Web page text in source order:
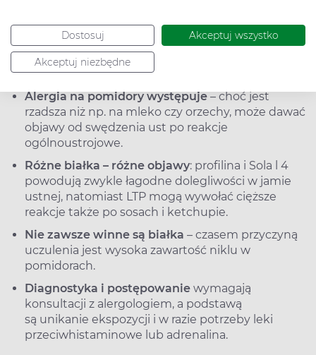
Dostosuj Akceptuj wszystko
Akceptuj niezbędne
monitorowania tolerancji produktów.
Uczulenie na pomidory – w skrócie
Alergia na pomidory występuje– choć jest
rzadsza niż np. na mleko czy orzechy, może dawać
objawy od swędzenia ust po reakcje
ogólnoustrojowe.
Różne białka – różne objawy: profilina i Sola l 4
powodują zwykle łagodne dolegliwości w jamie
ustnej, natomiast LTP mogą wywołać cięższe
reakcje także po sosach i ketchupie.
Nie zawsze winne są białka – czasem przyczyną
uczulenia jest wysoka zawartość niklu w
pomidorach.
Diagnostyka i postępowanie wymagają
konsultacji z alergologiem, a podstawą
są unikanie ekspozycji i w razie potrzeby leki
przeciwhistaminowe lub adrenalina.